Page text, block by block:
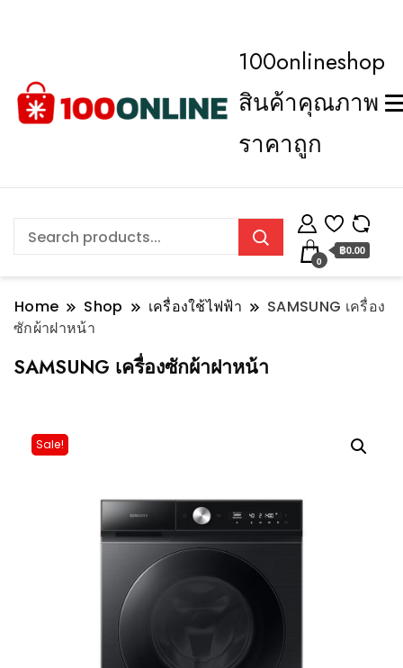
100onlineshop
สินค้าคุณภาพ
ราคาถูก
0
฿0.00
Home Shop เครื่องใช้ไฟฟ้า
SAMSUNG เครื่อง
ซักผ้าฝาหน้า
SAMSUNG เครื่องซักผ้าฝาหน้า
Sale!